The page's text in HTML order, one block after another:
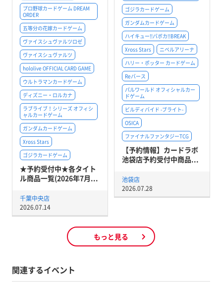
ゴジラカードゲーム
ガンダムカードゲーム
ハイキュー!!バボカ!!BREAK
Xross Stars
ニベルアリーナ
ハリー・ポッター カードゲーム
Reバース
パルワールド オフィシャルカー
ドゲーム
ビルディバイド -ブライト-
OSICA
ファイナルファンタジーTCG
【予約情報】カードラボ
池袋店予約受付中商品...
池袋店
2026.07.28
プロ野球カードゲーム DREAM
ORDER
五等分の花嫁カードゲーム
ヴァイスシュヴァルツロゼ
ヴァイスシュヴァルツ
hololive OFFICIAL CARD GAME
ウルトラマンカードゲーム
ディズニー・ロルカナ
ラブライブ！シリーズ オフィシ
ャルカードゲーム
ガンダムカードゲーム
Xross Stars
ゴジラカードゲーム
★予約受付中★各タイト
ル商品一覧(2026年7月...
千葉中央店
2026.07.14
もっと見る
関連するイベント